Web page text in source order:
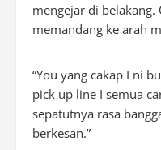
mengejar di
memandang ke arah
“You yang cakap I ni
pick up line I semua
sepatutnya rasa
berkesan.”